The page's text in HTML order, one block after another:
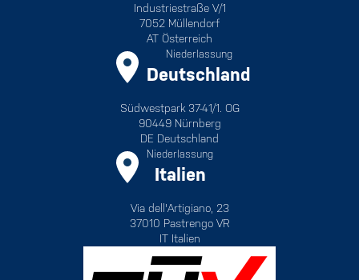
Industriestraße V/1
7052 Müllendorf
AT Österreich
Niederlassung
Deutschland
Südwestpark 37-41/1. OG
90449 Nürnberg
DE Deutschland
Niederlassung
Italien
Via dell'Artigiano, 23
37010 Pastrengo VR
IT Italien